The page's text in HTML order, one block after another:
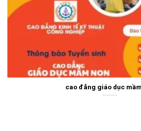
cao đẳng giáo dục